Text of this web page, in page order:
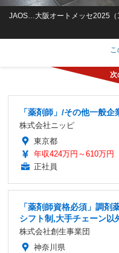
JAOS…大阪オートメッセ2025（
「薬剤師」/その他一般
株式会社ニッピ
東京都
年収424万円～610万円
正社員
「薬剤師資格必須」調
シフト制,大手チェーン以
株式会社創生事業団
神奈川県